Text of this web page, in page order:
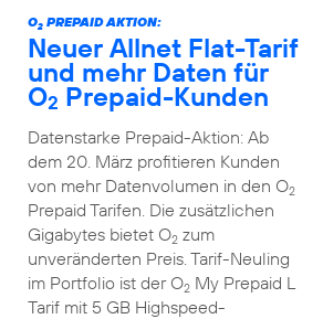
O2PREPAID AKTION:
Neuer Allnet Flat-Tarif
und mehr Daten für
O2 Prepaid-Kunden
Datenstarke Prepaid-Aktion: Ab
dem 20. März profitieren Kunden
von mehr Datenvolumen in den O2
Prepaid Tarifen. Die zusätzlichen
Gigabytes bietet O2zum
unveränderten Preis. Tarif-Neuling
im Portfolio ist der O2My Prepaid L
Tarif mit 5 GB Highspeed-